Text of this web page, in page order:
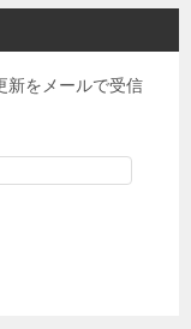
新をメールで受信